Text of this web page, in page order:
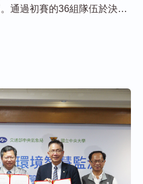
通過初賽的36組隊伍於決賽